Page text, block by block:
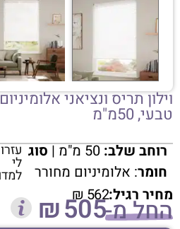
וילון תריס ונציאני
טבעי, 50מ"מ
רוחב שלב:50 מ"מ |
סוג
חומר: אלומיניום מחורר
עזרו
לי
מחיר רגיל: ₪562החל מ- ₪505